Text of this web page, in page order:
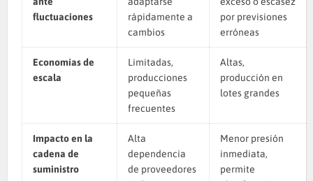
fluctuaciones
rápidamente a
cambios
por previsiones
erróneas
Economías de
escala
Limitadas,
producciones
pequeñas
frecuentes
Altas,
producción en
lotes grandes
Impacto en la
cadena de
suministro
Alta
dependencia
de proveedores
Menor presión
inmediata,
permite